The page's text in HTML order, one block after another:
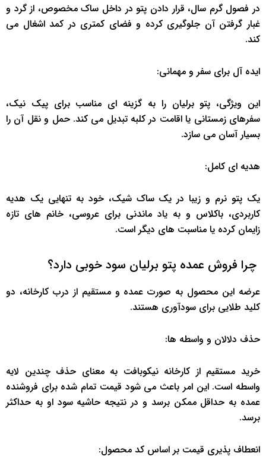
در فصول گرم سال، قرار دادن پتو در داخل ساک مخصوص، از گرد و
غبار گرفتن آن جلوگیری کرده و فضای کمتری در کمد اشغال می
کند.
ایده آل برای سفر و مهمانی:
این ویژگی، پتو برلیان را به گزینه ای مناسب برای پیک نیک،
سفرهای زمستانی یا اقامت در کلبه تبدیل می کند. حمل و نقل آن را
بسیار آسان می سازد.
هدیه ای کامل:
یک پتو نرم و زیبا در یک ساک شیک، خود به تنهایی یک هدیه
کاربردی، باکلاس و به یاد ماندنی برای عروسی، خانم های تازه
زایمان کرده یا مناسبت های دیگر است.
چرا فروش عمده پتو برلیان سود خوبی دارد؟
عرضه این محصول به صورت عمده و مستقیم از درب کارخانه، دو
کلید طلایی برای سودآوری هستند.
حذف دلالان و واسطه ها:
خرید مستقیم از کارخانه نیکوبافت به معنای حذف چندین لایه
واسطه است. این امر باعث می شود قیمت تمام شده برای فروشنده
عمده به حداقل ممکن برسد و در نتیجه حاشیه سود او به حداکثر
برسد.
انعطاف پذیری قیمت بر اساس کد محصول: